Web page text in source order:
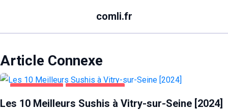
comli.fr
Article Connexe
Les 10 Meilleurs Sushis à Vitry-sur-Seine [2024]